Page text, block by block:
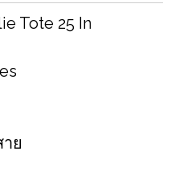
Tote 25 In
ย